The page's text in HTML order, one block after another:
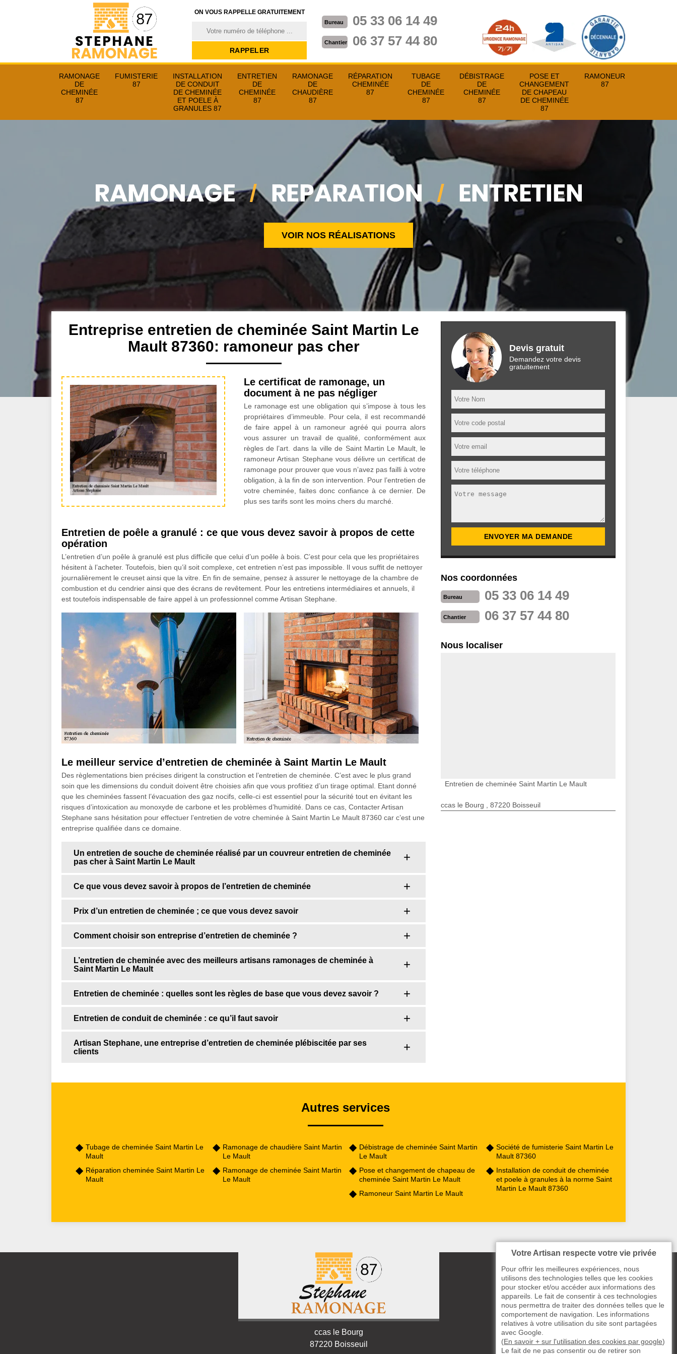
ON VOUS RAPPELLE GRATUITEMENT
Bureau 05 33 06 14 49
Chantier 06 37 57 44 80
RAMONAGE
DE
CHEMINÉE
87
FUMISTERIE
87
INSTALLATION
DE CONDUIT
DE CHEMINÉE
ET POELE À
GRANULES 87
ENTRETIEN
DE
CHEMINÉE
87
RAMONAGE
DE
CHAUDIÈRE
87
RÉPARATION
CHEMINÉE
87
TUBAGE
DE
CHEMINÉE
87
DÉBISTRAGE
DE
CHEMINÉE
87
POSE ET
CHANGEMENT
DE CHAPEAU
DE CHEMINÉE
87
RAMONEUR
87
VOIR NOS RÉALISATIONS
Entreprise entretien de cheminée Saint Martin Le
Mault 87360: ramoneur pas cher
Le certificat de ramonage, un
document à ne pas négliger
Le ramonage est une obligation qui s’impose à tous les
propriétaires d’immeuble. Pour cela, il est recommandé
de faire appel à un ramoneur agréé qui pourra alors
vous assurer un travail de qualité, conformément aux
règles de l’art. dans la ville de Saint Martin Le Mault, le
ramoneur Artisan Stephane vous délivre un certificat de
ramonage pour prouver que vous n’avez pas failli à votre
obligation, à la fin de son intervention. Pour l’entretien de
votre cheminée, faites donc confiance à ce dernier. De
plus ses tarifs sont les moins chers du marché.
Entretien de poêle a granulé : ce que vous devez savoir à propos de cette
opération
L’entretien d’un poêle à granulé est plus difficile que celui d’un poêle à bois. C’est pour cela que les propriétaires
hésitent à l’acheter. Toutefois, bien qu’il soit complexe, cet entretien n’est pas impossible. Il vous suffit de nettoyer
journalièrement le creuset ainsi que la vitre. En fin de semaine, pensez à assurer le nettoyage de la chambre de
combustion et du cendrier ainsi que des écrans de revêtement. Pour les entretiens intermédiaires et annuels, il
est toutefois indispensable de faire appel à un professionnel comme Artisan Stephane.
Le meilleur service d’entretien de cheminée à Saint Martin Le Mault
Des règlementations bien précises dirigent la construction et l’entretien de cheminée. C’est avec le plus grand
soin que les dimensions du conduit doivent être choisies afin que vous profitiez d’un tirage optimal. Etant donné
que les cheminées fassent l’évacuation des gaz nocifs, celle-ci est essentiel pour la sécurité tout en évitant les
risques d’intoxication au monoxyde de carbone et les problèmes d’humidité. Dans ce cas, Contacter Artisan
Stephane sans hésitation pour effectuer l’entretien de votre cheminée à Saint Martin Le Mault 87360 car c’est une
entreprise qualifiée dans ce domaine.
Un entretien de souche de cheminée réalisé par un couvreur entretien de cheminée
pas cher à Saint Martin Le Mault
Ce que vous devez savoir à propos de l’entretien de cheminée
Prix d’un entretien de cheminée ; ce que vous devez savoir
Comment choisir son entreprise d’entretien de cheminée ?
L’entretien de cheminée avec des meilleurs artisans ramonages de cheminée à
Saint Martin Le Mault
Entretien de cheminée : quelles sont les règles de base que vous devez savoir ?
Entretien de conduit de cheminée : ce qu’il faut savoir
Artisan Stephane, une entreprise d’entretien de cheminée plébiscitée par ses
clients
Devis gratuit
Demandez votre devis
gratuitement
Nos coordonnées
Bureau 05 33 06 14 49
Chantier 06 37 57 44 80
Nous localiser
Entretien de cheminée Saint Martin Le Mault
ccas le Bourg , 87220 Boisseuil
Autres services
Tubage de cheminée Saint Martin Le
Mault
Réparation cheminée Saint Martin Le
Mault
Ramonage de chaudière Saint Martin
Le Mault
Ramonage de cheminée Saint Martin
Le Mault
Débistrage de cheminée Saint Martin
Le Mault
Pose et changement de chapeau de
cheminée Saint Martin Le Mault
Ramoneur Saint Martin Le Mault
Société de fumisterie Saint Martin Le
Mault 87360
Installation de conduit de cheminée
et poele à granules à la norme Saint
Martin Le Mault 87360
ccas le Bourg
87220 Boisseuil
Votre Artisan respecte votre vie privée
Pour offrir les meilleures expériences, nous
utilisons des technologies telles que les cookies
pour stocker et/ou accéder aux informations des
appareils. Le fait de consentir à ces technologies
nous permettra de traiter des données telles que le
comportement de navigation. Les informations
relatives à votre utilisation du site sont partagées
avec Google.
(En savoir + sur l'utilisation des cookies par google)
Le fait de ne pas consentir ou de retirer son